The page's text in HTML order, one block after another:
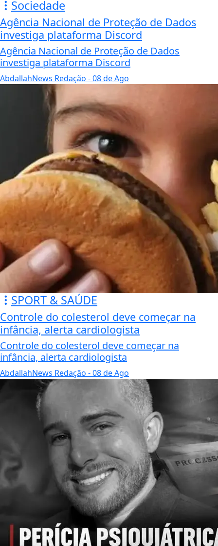
Sociedade
Agência Nacional de Proteção de Dados
investiga plataforma Discord
Agência Nacional de Proteção de Dados
investiga plataforma Discord
AbdallahNews Redação - 08 de Ago
SPORT & SAÚDE
Controle do colesterol deve começar na
infância, alerta cardiologista
Controle do colesterol deve começar na
infância, alerta cardiologista
AbdallahNews Redação - 08 de Ago